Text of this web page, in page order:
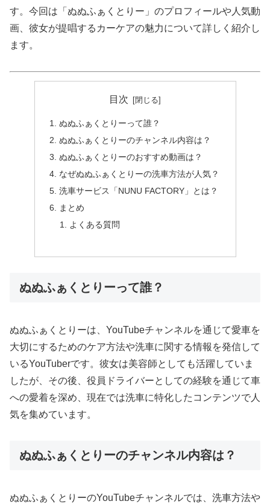
す。今回は「ぬぬふぁくとりー」のプロフィールや人気動
画、彼女が提唱するカーケアの魅力について詳しく紹介し
ます。
目次
ぬぬふぁくとりーって誰？
ぬぬふぁくとりーのチャンネル内容は？
ぬぬふぁくとりーのおすすめ動画は？
なぜぬぬふぁくとりーの洗車方法が人気？
洗車サービス「NUNU FACTORY」とは？
まとめ
よくある質問
ぬぬふぁくとりーって誰？
ぬぬふぁくとりーは、YouTubeチャンネルを通じて愛車を
大切にするためのケア方法や洗車に関する情報を発信して
いるYouTuberです。彼女は美容師としても活躍していま
したが、その後、役員ドライバーとしての経験を通じて車
への愛着を深め、現在では洗車に特化したコンテンツで人
気を集めています。
ぬぬふぁくとりーのチャンネル内容は？
ぬぬふぁくとりーのYouTubeチャンネルでは、洗車方法や